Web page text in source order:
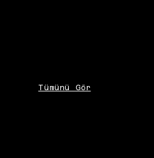
Tümünü Gör